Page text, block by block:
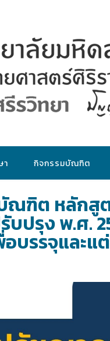
กิจกรรมบัณฑิต
ต หลักสูต
ปรุง พ.ศ.
บรรจุและแ